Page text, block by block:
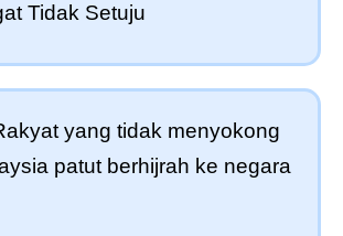
Tidak Setuju
yang tidak menyokong
patut berhijrah ke negara